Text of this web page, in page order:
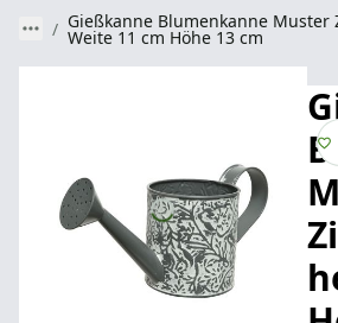
Gießkanne Blumenkanne Muster
Weite 11 cm Höhe 13 cm